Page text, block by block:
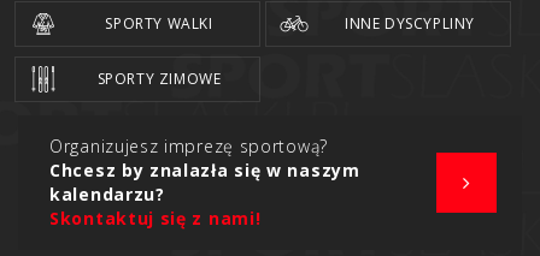
SPORTY WALKI INNE DYSCYPLINY
SPORTY ZIMOWE
Organizujesz imprezę sportową?
Chcesz by znalazła się w naszym
kalendarzu?
Skontaktuj się z nami!